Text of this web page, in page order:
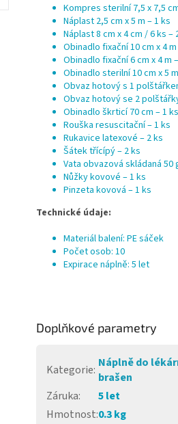
Kompres sterilní 7,5 x 7,5
Náplast 2,5 cm x 5 m – 1 ks
Náplast 8 cm x 4 cm / 6 ks –
Obinadlo fixační 10 cm x 4
Obinadlo fixační 6 cm x 4 m
Obinadlo sterilní 10 cm x 5
Obvaz hotový s 1
Obvaz hotový se 2
Obinadlo škrticí 70 cm – 1 ks
Rouška resuscitační – 1 ks
Rukavice latexové – 2 ks
Šátek třícípý – 2 ks
Vata obvazová skládaná 50
Nůžky kovové – 1 ks
Pinzeta kovová – 1 ks
Technické údaje:
Materiál balení: PE sáček
Počet osob: 10
Expirace náplně: 5 let
Doplňkové parametry
Kategorie: Náplně do
brašen
Záruka:
5 let
Hmotnost:0.3 kg